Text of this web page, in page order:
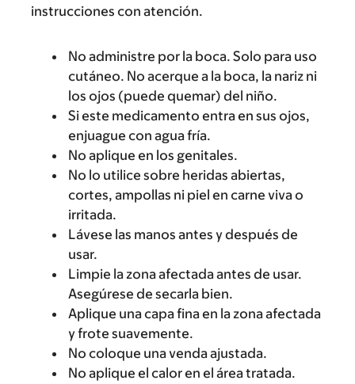
instrucciones con atención.
No administre por la boca. Solo para uso
cutáneo. No acerque a la boca, la nariz ni
los ojos (puede quemar) del niño.
Si este medicamento entra en sus ojos,
enjuague con agua fría.
No aplique en los genitales.
No lo utilice sobre heridas abiertas,
cortes, ampollas ni piel en carne viva o
irritada.
Lávese las manos antes y después de
usar.
Limpie la zona afectada antes de usar.
Asegúrese de secarla bien.
Aplique una capa fina en la zona afectada
y frote suavemente.
No coloque una venda ajustada.
No aplique el calor en el área tratada.